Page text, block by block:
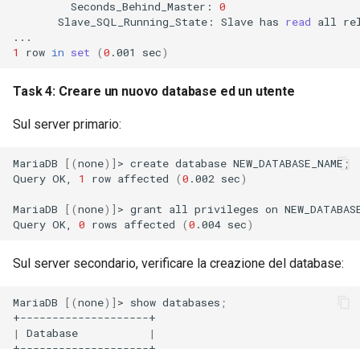
Seconds_Behind_Master:
0
Slave_SQL_Running_State:
Slave has read all
1
row in set (0 .001 sec)
Task 4: Creare un nuovo database ed un utente
Sul server primario:
MariaDB [(none)] > create database NEW_DATABASE_NAME ;
Query OK, 1 row affected (0 .002 sec)
MariaDB [(none)] > grant all privileges on
Query OK, 0 rows affected (0 .004 sec)
Sul server secondario, verificare la creazione del database:
MariaDB [(none)] > show databases ;
|
Database
|